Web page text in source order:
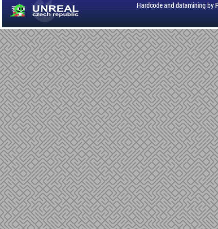
Hardcode and datamining by